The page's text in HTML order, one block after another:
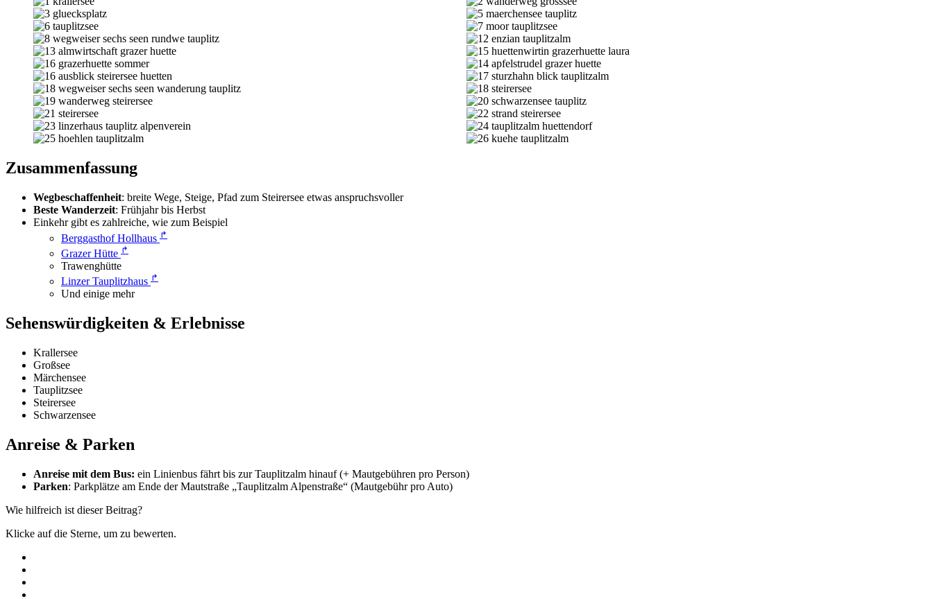
Zusammenfassung
Wegbeschaffenheit: breite Wege, Steige, Pfad zum Steirersee etwas anspruchsvoller
Beste Wanderzeit: Frühjahr bis Herbst
Einkehr gibt es zahlreiche, wie zum Beispiel
Berggasthof Hollhaus ↱
Grazer Hütte ↱
Trawenghütte
Linzer Tauplitzhaus ↱
Und einige mehr
Sehenswürdigkeiten & Erlebnisse
Krallersee
Großsee
Märchensee
Tauplitzsee
Steirersee
Schwarzensee
Anreise & Parken
Anreise mit dem Bus: ein Linienbus fährt bis zur Tauplitzalm hinauf (+ Mautgebühren pro Person)
Parken: Parkplätze am Ende der Mautstraße „Tauplitzalm Alpenstraße“ (Mautgebühr pro Auto)
Wie hilfreich ist dieser Beitrag?
Klicke auf die Sterne, um zu bewerten.